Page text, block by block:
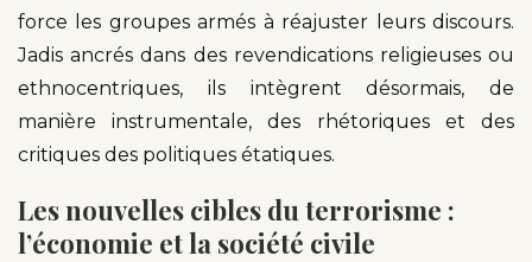
force les groupes armés à réajuster leurs discours.
Jadis ancrés dans des revendications religieuses ou
ethnocentriques, ils intègrent désormais, de
manière instrumentale, des rhétoriques et des
critiques des politiques étatiques.
Les nouvelles cibles du terrorisme :
l’économie et la société civile